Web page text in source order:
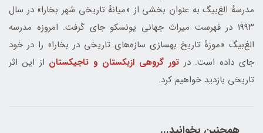
مدرسهٔ الغ‌بیگ به عنوان بخشی از «میانهٔ تاریخی شهر بخارا» در سال
۱۹۹۳ در فهرست میراث جهانی یونسکو جای گرفت. امروزه مدرسه
الغ‌بیگ «موزهٔ تاریخ بهسازی سازه‌های تاریخی در بخارا» را در خود
جای داده‌ است. درتور گروهی ازبکستان و تاجیکستان از این اثر
تاریخی بازدید خواهیم کرد.